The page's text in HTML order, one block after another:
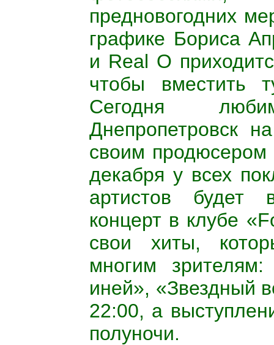
предновогодних
графике Бориса
и Real O
чтобы вместить
Сегодня
Днепропетровск
своим
декабря у всех
артистов будет
концерт в клубе
свои хиты,
многим
иней», «Звездный
22:00, а
полуночи.